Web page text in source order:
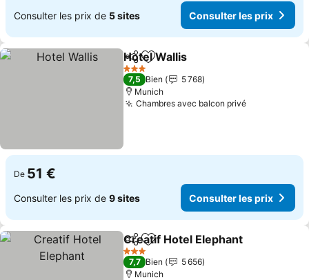
Consulter les prix de 5 sites Consulter les prix
PartagerAjouter à mes favoris
Hotel Wallis
3 Étoiles
7,5 Bien
5 768
Munich
Chambres avec balcon privéConsulter
De 51 €
Consulter les prix de 9 sites Consulter les prix
PartagerAjouter à mes favoris
Creatif Hotel Elephant
3 Étoiles
7,7 Bien
5 656
Munich